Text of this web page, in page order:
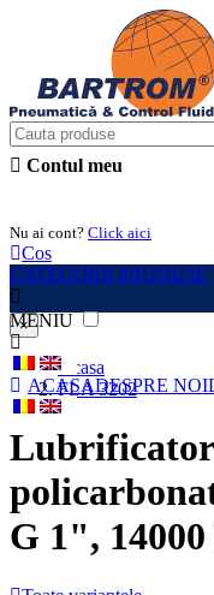
Contul meu
Nu ai cont? Click aici
Cos
CATEGORII PRODUSE
MENIU
ACASADESPRE NOI
×
Acasa
FLA 3202
G 1",